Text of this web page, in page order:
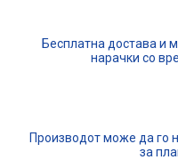
Бесплатна достава и
нарачки со
Производот може да го
за